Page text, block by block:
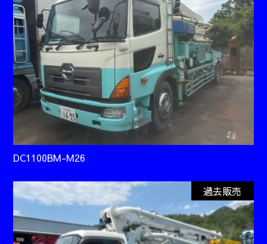
DC1100BM-M26
過去販売